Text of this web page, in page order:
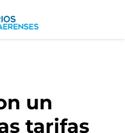
un
tarifas